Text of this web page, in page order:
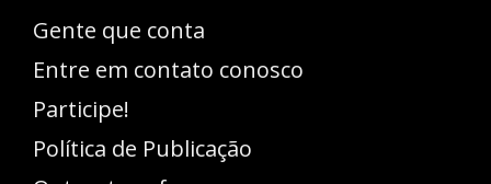
Gente que conta
Entre em contato conosco
Participe!
Política de Publicação